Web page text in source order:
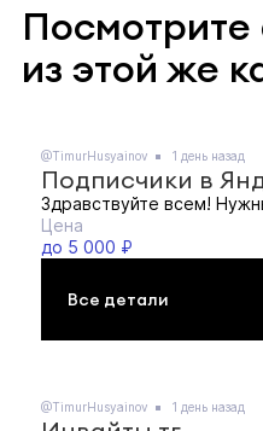
из этой же
@TimurHusyainov 1 день назад
Подписчики в
Здравствуйте всем!
Цена
до 5 000 ₽
Все детали
@TimurHusyainov 1 день назад